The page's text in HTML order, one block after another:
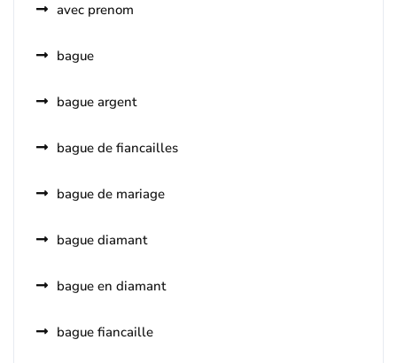
avec prenom
bague
bague argent
bague de fiancailles
bague de mariage
bague diamant
bague en diamant
bague fiancaille